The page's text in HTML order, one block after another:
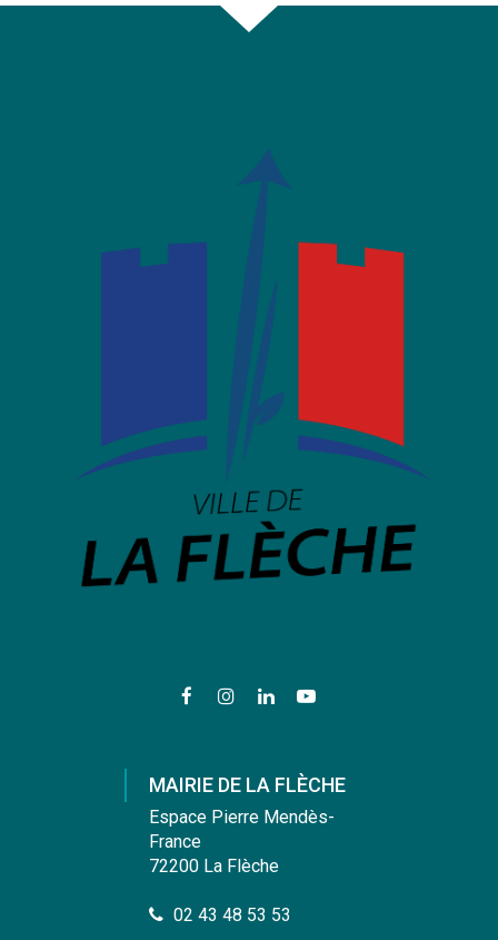
FacebookTwitteremail
Lien
compte
Lien
compte
Lien
compte
chaîne
MAIRIE DE LA FLÈCHE
Espace Pierre Mendès-
France
72200 La Flèche
02 43 48 53 53